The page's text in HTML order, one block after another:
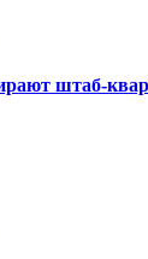
штаб-